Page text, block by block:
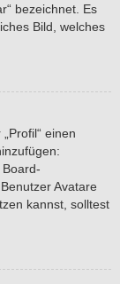
bezeichnet. Es
Bild, welches
einen
Avatare
kannst, solltest